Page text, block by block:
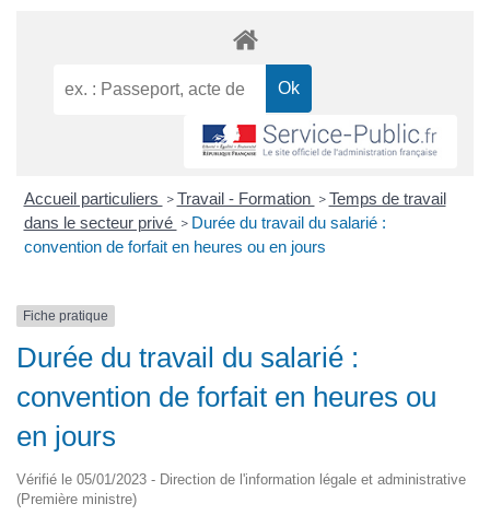
Accueil particuliers > Travail - Formation > Temps de travail
dans le secteur privé > Durée du travail du salarié :
convention de forfait en heures ou en jours
Fiche pratique
Durée du travail du salarié :
convention de forfait en heures ou
en jours
Vérifié le 05/01/2023 - Direction de l'information légale et administrative
(Première ministre)